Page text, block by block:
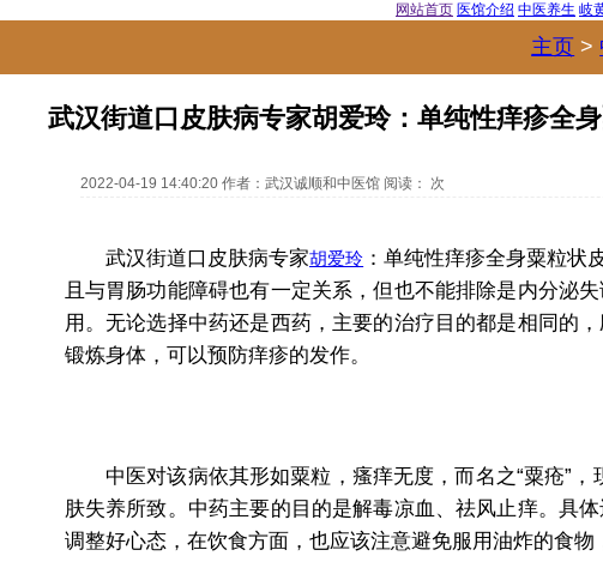
网站首页 医馆介绍 中医养生 岐
主页 >
武汉街道口皮肤病专家胡爱玲：单纯性痒疹全
2022-04-19 14:40:20 作者：武汉诚顺和中医馆 阅读： 次
武汉街道口皮肤病专家胡爱玲 ：单纯性痒疹全身粟粒
且与胃肠功能障碍也有一定关系，但也不能排除是内分泌
用。无论选择中药还是西药，主要的治疗目的都是相同的
锻炼身体，可以预防痒疹的发作。
中医对该病依其形如粟粒，瘙痒无度，而名之“粟疮”，
肤失养所致。中药主要的目的是解毒凉血、祛风止痒。具
调整好心态，在饮食方面，也应该注意避免服用油炸的食物